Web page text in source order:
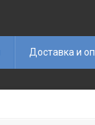
Доставка и